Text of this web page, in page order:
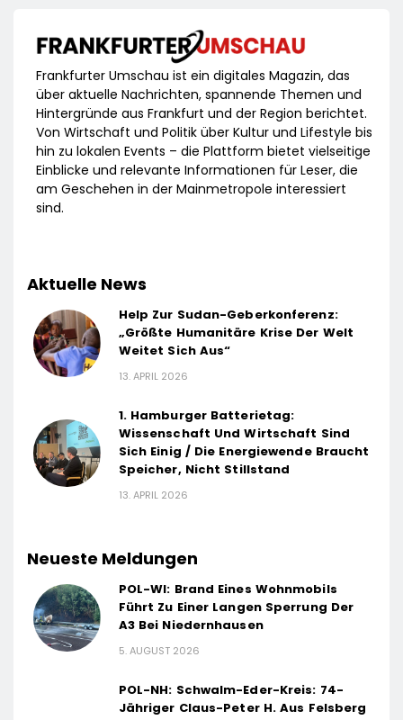
Frankfurter Umschau ist ein digitales Magazin, das
über aktuelle Nachrichten, spannende Themen und
Hintergründe aus Frankfurt und der Region berichtet.
Von Wirtschaft und Politik über Kultur und Lifestyle bis
hin zu lokalen Events – die Plattform bietet vielseitige
Einblicke und relevante Informationen für Leser, die
am Geschehen in der Mainmetropole interessiert
sind.
Aktuelle News
Help Zur Sudan-Geberkonferenz:
„Größte Humanitäre Krise Der Welt
Weitet Sich Aus“
13. APRIL 2026
1. Hamburger Batterietag:
Wissenschaft Und Wirtschaft Sind
Sich Einig / Die Energiewende Braucht
Speicher, Nicht Stillstand
13. APRIL 2026
Neueste Meldungen
POL-WI: Brand Eines Wohnmobils
Führt Zu Einer Langen Sperrung Der
A3 Bei Niedernhausen
5. AUGUST 2026
POL-NH: Schwalm-Eder-Kreis: 74-
Jähriger Claus-Peter H. Aus Felsberg